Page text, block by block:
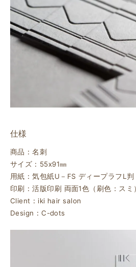
仕様
商品：名刺
サイズ：55ⅹ91㎜
用紙：気包紙U－FS ディープラフL判
印刷：活版印刷 両面1色（刷色：スミ
Client：iki hair salon
Design：C-dots